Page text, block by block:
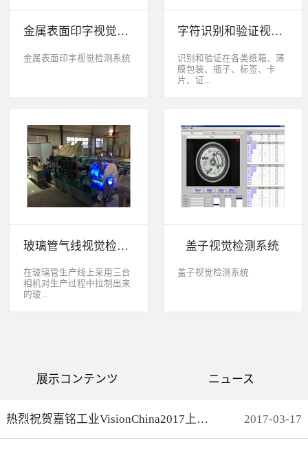
金属表面印字视觉检测系统
金属表面印字视觉检测系统
字符识别和验证视觉检测系统
识别和验证在各类纸箱、薄
膜包装、瓶子、标签、卡
片、证...
打印或热移印的数字、字
母、符号，检测喷码或打印
缺失、错喷、漏喷等缺陷。
采检测速度可达每秒20件产
品以上。该系统可广泛应用
于各种产品生产日期、批
号、产品代码打印品质检测
以及字符数字读取验证等。
玻璃管气线视觉检测系统
在玻璃管生产线上采用三台
相机对生产过程中拉制出来
的玻...
产速度最快是每分钟150
米。
盖子视觉检测系统
盖子视觉检测系统
展示コンテンツ ニュース
热烈祝贺嘉铭工业VisionChina2017上海光博会完满结束 2017-03-17